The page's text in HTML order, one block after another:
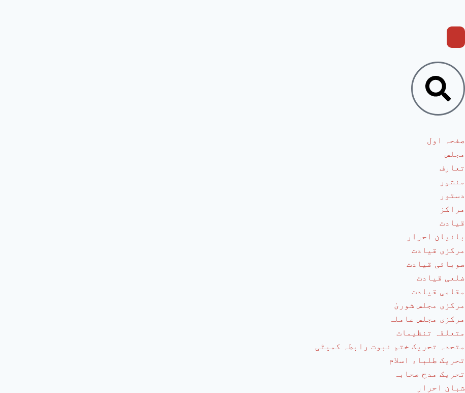
صفحہ اول
مجلس
تعارف
منشور
دستور
مراکز
قیادت
بانیان احرار
مرکزی قیادت
صوبائی قیادت
ضلعی قیادت
مقامی قیادت
مرکزی مجلس شوریٰ
مرکزی مجلس عاملہ
متعلقہ تنظیمات
متحدہ تحریک ختم نبوت رابطہ کمیٹی
تحریک طلباء اسلام
تحریک مدح صحابہ
شبان احرار